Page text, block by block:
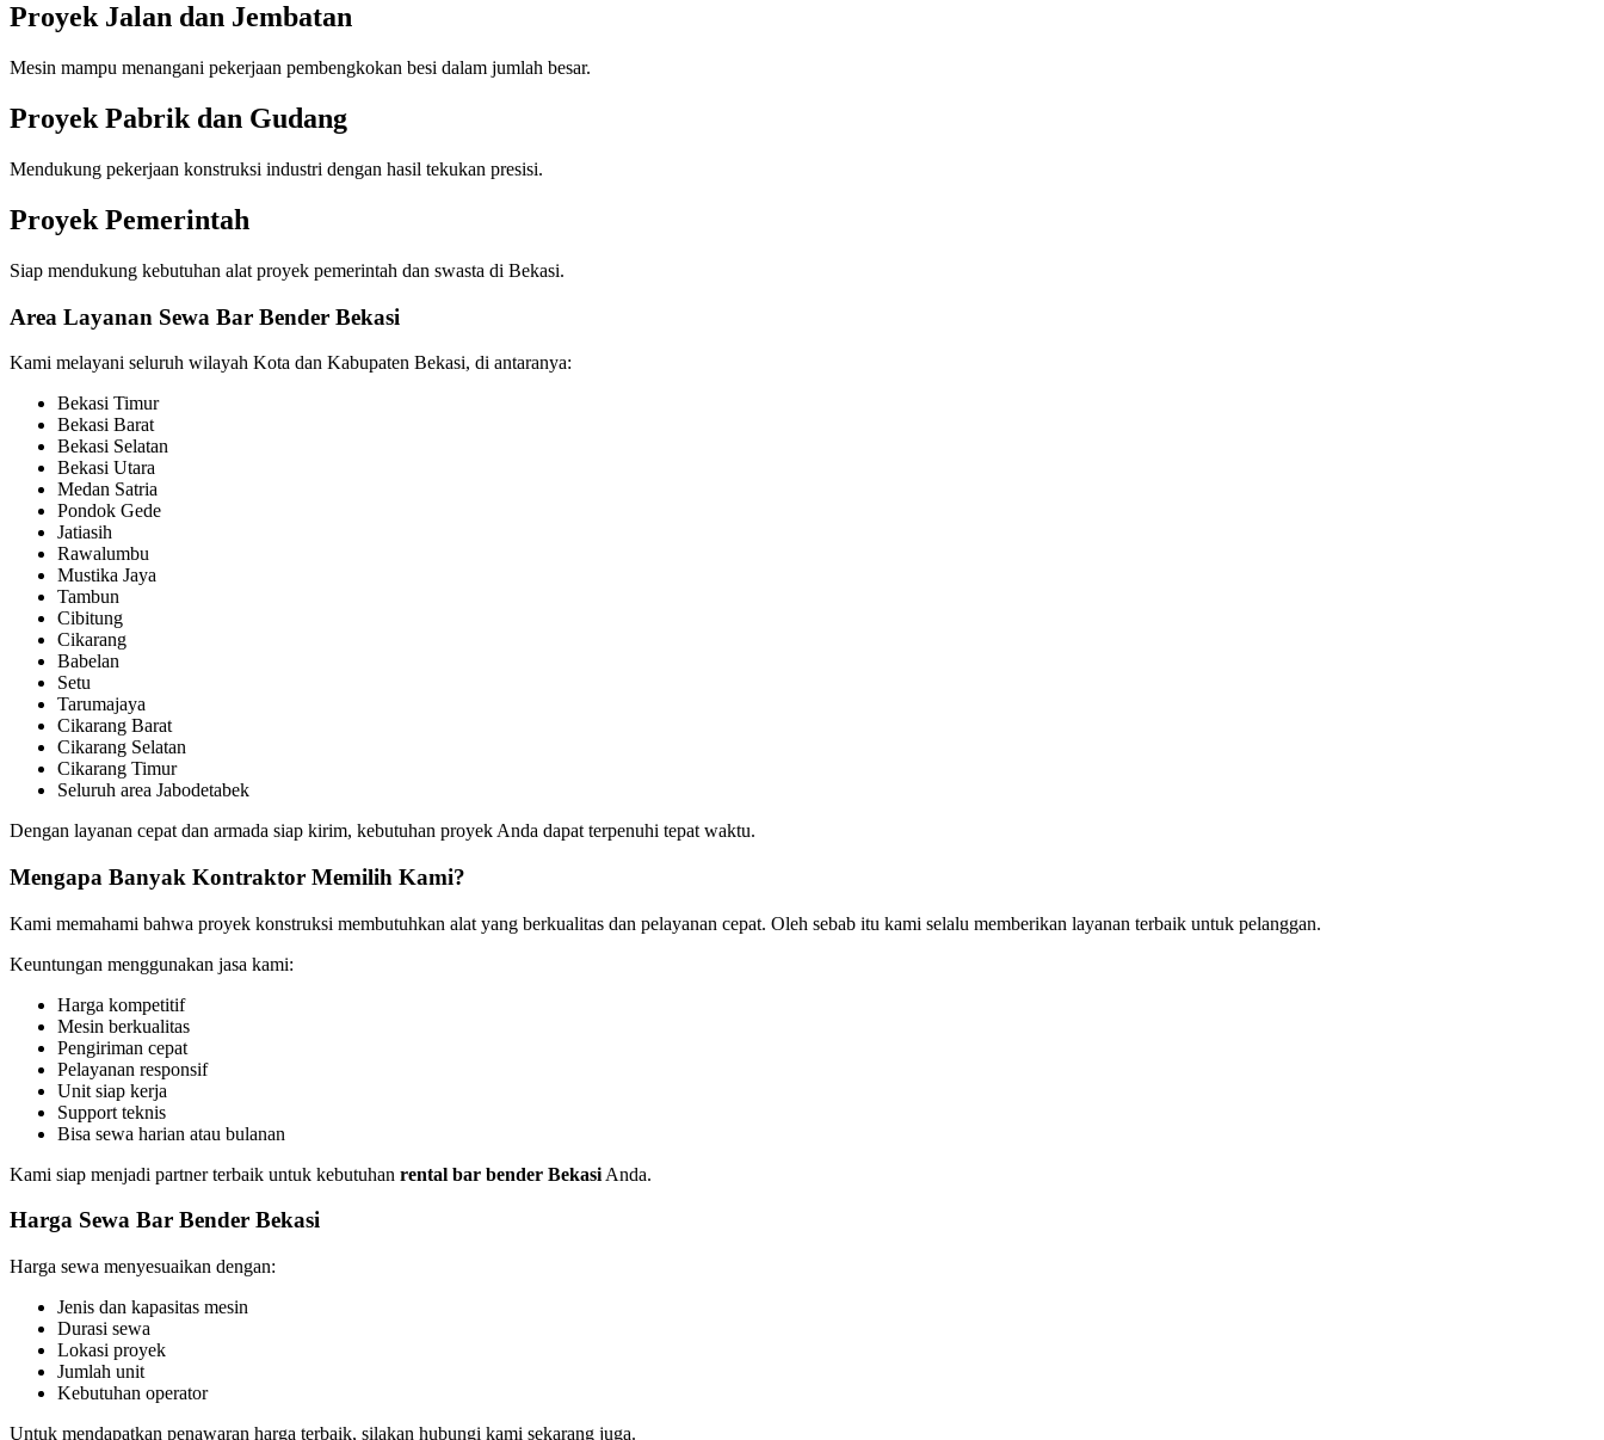
Proyek Jalan dan Jembatan
Mesin mampu menangani pekerjaan pembengkokan besi dalam jumlah besar.
Proyek Pabrik dan Gudang
Mendukung pekerjaan konstruksi industri dengan hasil tekukan presisi.
Proyek Pemerintah
Siap mendukung kebutuhan alat proyek pemerintah dan swasta di Bekasi.
Area Layanan Sewa Bar Bender Bekasi
Kami melayani seluruh wilayah Kota dan Kabupaten Bekasi, di antaranya:
Bekasi Timur
Bekasi Barat
Bekasi Selatan
Bekasi Utara
Medan Satria
Pondok Gede
Jatiasih
Rawalumbu
Mustika Jaya
Tambun
Cibitung
Cikarang
Babelan
Setu
Tarumajaya
Cikarang Barat
Cikarang Selatan
Cikarang Timur
Seluruh area Jabodetabek
Dengan layanan cepat dan armada siap kirim, kebutuhan proyek Anda dapat terpenuhi tepat waktu.
Mengapa Banyak Kontraktor Memilih Kami?
Kami memahami bahwa proyek konstruksi membutuhkan alat yang berkualitas dan pelayanan cepat. Oleh sebab itu kami selalu memberikan layanan terbaik untuk pelanggan.
Keuntungan menggunakan jasa kami:
Harga kompetitif
Mesin berkualitas
Pengiriman cepat
Pelayanan responsif
Unit siap kerja
Support teknis
Bisa sewa harian atau bulanan
Kami siap menjadi partner terbaik untuk kebutuhan rental bar bender Bekasi Anda.
Harga Sewa Bar Bender Bekasi
Harga sewa menyesuaikan dengan:
Jenis dan kapasitas mesin
Durasi sewa
Lokasi proyek
Jumlah unit
Kebutuhan operator
Untuk mendapatkan penawaran harga terbaik, silakan hubungi kami sekarang juga.